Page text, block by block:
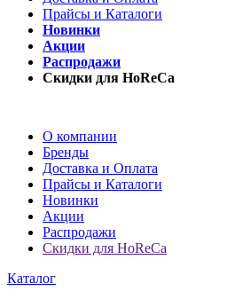
Прайсы и Каталоги
Новинки
Акции
Распродажи
Скидки для HoReCa
О компании
Бренды
Доставка и Оплата
Прайсы и Каталоги
Новинки
Акции
Распродажи
Скидки для HoReCa
Каталог